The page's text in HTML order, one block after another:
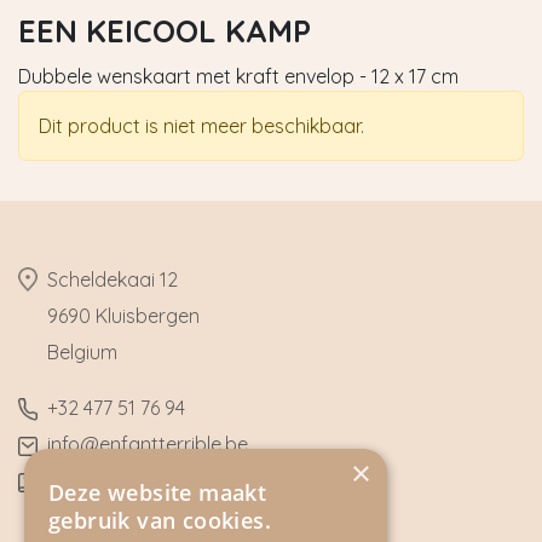
EEN KEICOOL KAMP
Dubbele wenskaart met kraft envelop - 12 x 17 cm
Dit product is niet meer beschikbaar.
​Scheldekaai 12
9690 Kluisbergen
​Belgium
​+32 477 51 76 94
​info@enfantterrible.be
BE0636790746
×
Deze website maakt
gebruik van cookies.